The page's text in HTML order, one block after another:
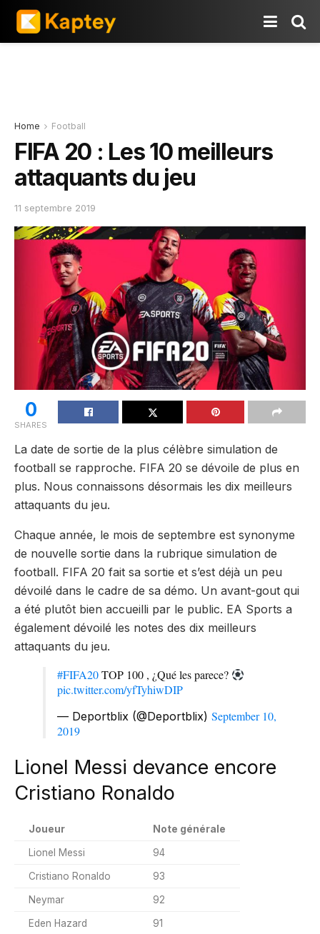
Home Football
FIFA 20 : Les 10 meilleurs
attaquants du jeu
11 septembre 2019
0
SHARES
La date de sortie de la plus célèbre simulation de
football se rapproche. FIFA 20 se dévoile de plus en
plus. Nous connaissons désormais les dix meilleurs
attaquants du jeu.
Chaque année, le mois de septembre est synonyme
de nouvelle sortie dans la rubrique simulation de
football. FIFA 20 fait sa sortie et s’est déjà un peu
dévoilé dans le cadre de sa démo. Un avant-gout qui
a été plutôt bien accueilli par le public. EA Sports a
également dévoilé les notes des dix meilleurs
attaquants du jeu. ​
#FIFA20TOP 100 , ¿Qué les parece?
pic.twitter.com/yfTyhiwDIP
— Deportblix (@Deportblix) September 10,
2019
Lionel Messi devance encore
Cristiano Ronaldo
Joueur ​Note générale
Lionel Messi ​94
​​Cristiano Ronaldo ​93
​Neymar ​92
​​Eden Hazard ​91